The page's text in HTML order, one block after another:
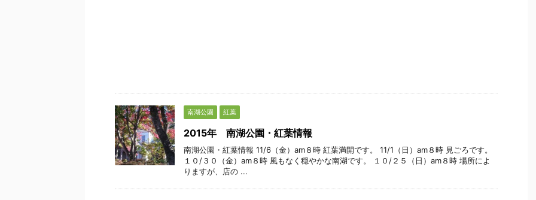
南湖公園 紅葉
2015年 南湖公園・紅葉情報
南湖公園・紅葉情報 11/6（金）am８時 紅葉満開です。 11/1（日）am８時 見ごろです。
１０/３０（金）am８時 風もなく穏やかな南湖です。 １０/２５（日）am８時 場所によ
りますが、店の ...